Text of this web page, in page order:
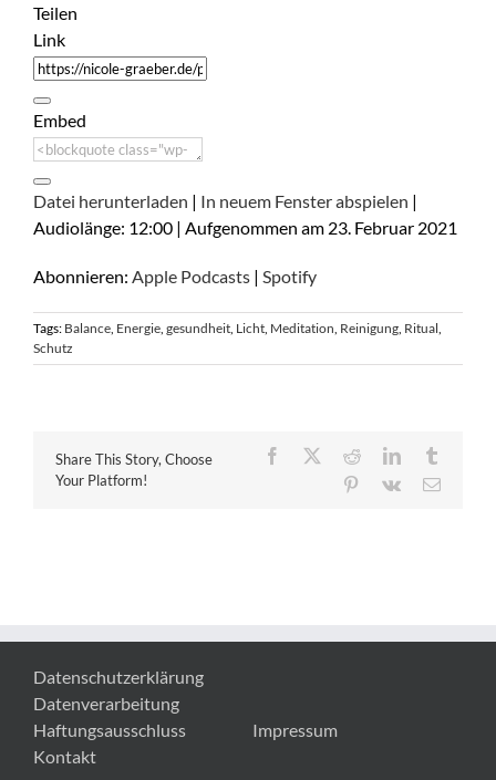
Teilen
Link
Embed
Datei herunterladen | In neuem Fenster abspielen |
Audiolänge: 12:00 | Aufgenommen am 23. Februar 2021
Abonnieren: Apple Podcasts | Spotify
Tags: Balance Energie gesundheit Licht Meditation Reinigung Ritual
Schutz
Share This Story, Choose
Your Platform!
Facebook RedditLinkedIn
Pinterest
Vk
E-
Datenschutzerklärung
Datenverarbeitung
Haftungsausschluss
Impressum
Kontakt